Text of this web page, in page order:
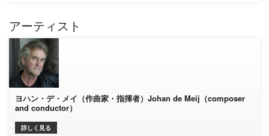
アーティスト
ヨハン・デ・メイ（作曲家・指揮者）Johan de Meij（composer
and conductor）
詳しく見る